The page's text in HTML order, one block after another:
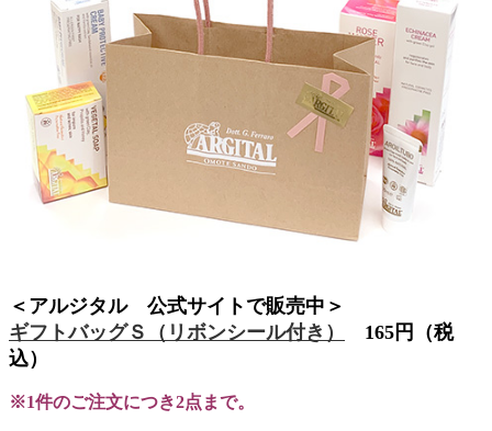
＜アルジタル 公式サイトで販売中＞
ギフトバッグＳ（リボンシール付き）
165円（税
込）
※1件のご注文につき2点まで。